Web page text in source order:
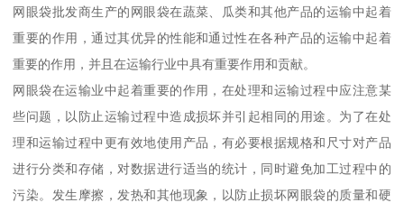
网眼袋批发商生产的网眼袋在蔬菜、瓜类和其他产品的运输中起着
重要的作用，通过其优异的性能和通过性在各种产品的运输中起着
重要的作用，并且在运输行业中具有重要作用和贡献。
网眼袋在运输业中起着重要的作用，在处理和运输过程中应注意某
些问题，以防止运输过程中造成损坏并引起相同的用途。为了在处
理和运输过程中更有效地使用产品，有必要根据规格和尺寸对产品
进行分类和存储，对数据进行适当的统计，同时避免加工过程中的
污染。发生摩擦，发热和其他现象，以防止损坏网眼袋的质量和硬